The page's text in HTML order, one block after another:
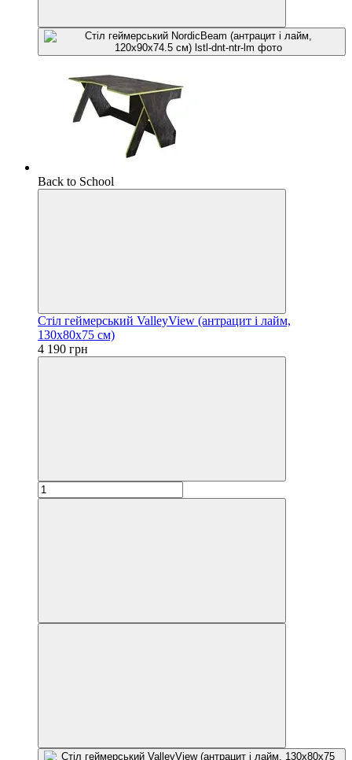
Back to School
Стіл геймерський ValleyView (антрацит і лайм,
130х80х75 см)
4 190 грн